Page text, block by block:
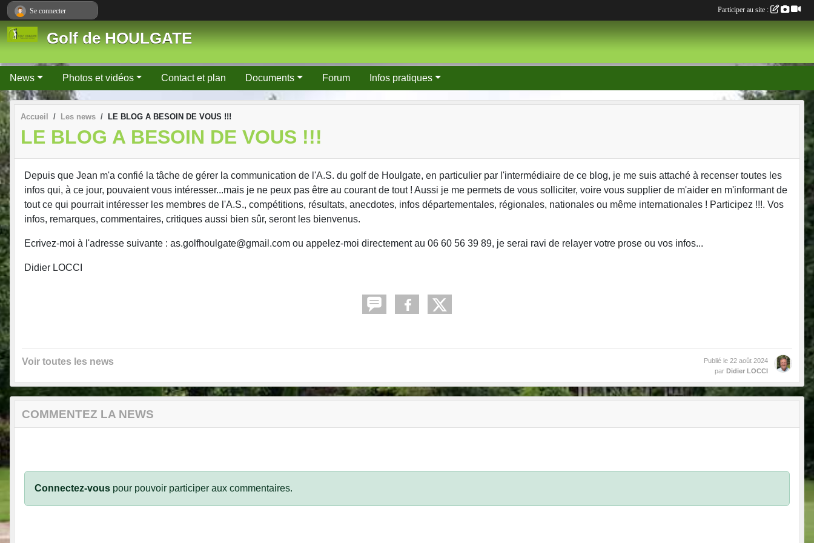
Golf de HOULGATE
News Photos et vidéos Contact et plan Documents Forum Infos pratiques
Accueil Les news LE BLOG A BESOIN DE VOUS !!!
LE BLOG A BESOIN DE VOUS !!!
Depuis que Jean m'a confié la tâche de gérer la communication de l'A.S. du golf de Houlgate, en particulier par l'intermédiaire de ce blog, je me suis attaché à recenser toutes les
infos qui, à ce jour, pouvaient vous intéresser...mais je ne peux pas être au courant de tout ! Aussi je me permets de vous solliciter, voire vous supplier de m'aider en m'informant de
tout ce qui pourrait intéresser les membres de l'A.S., compétitions, résultats, anecdotes, infos départementales, régionales, nationales ou même internationales ! Participez !!!. Vos
infos, remarques, commentaires, critiques aussi bien sûr, seront les bienvenus.
Ecrivez-moi à l'adresse suivante : as.golfhoulgate@gmail.com ou appelez-moi directement au 06 60 56 39 89, je serai ravi de relayer votre prose ou vos infos...
Didier LOCCI
Voir toutes les news Publié le 22 août 2024
par Didier LOCCI
COMMENTEZ LA NEWS
Connectez-vous pour pouvoir participer aux commentaires.
Se connecter Participer au site :
Panneau de gestion des cookies